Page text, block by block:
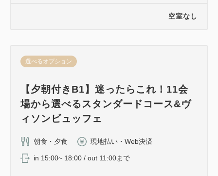
空室なし
選べるオプション
【夕朝付きB1】迷ったらこれ！11会
場から選べるスタンダードコース&ヴ
ィソンビュッフェ
朝食・夕食 現地払い・Web決済
in 15:00~ 18:00 / out 11:00まで